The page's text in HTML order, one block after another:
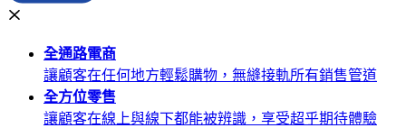
全通路電商
讓顧客在任何地方輕鬆購物，無縫接軌所有銷售管道
全方位零售
讓顧客在線上與線下都能被辨識，享受超乎期待體驗